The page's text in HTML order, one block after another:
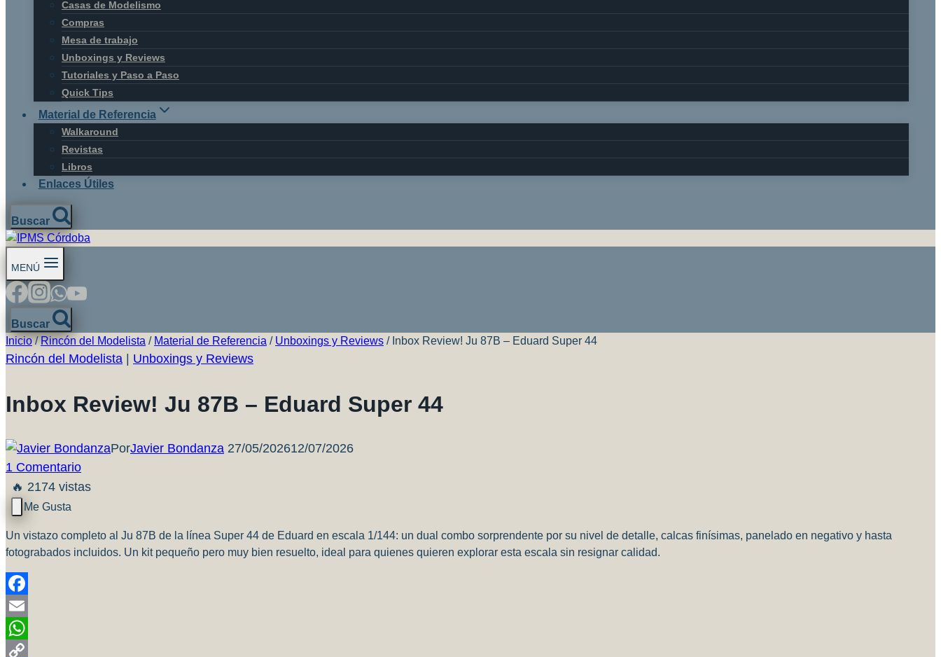
Casas de Modelismo
Compras
Mesa de trabajo
Unboxings y Reviews
Tutoriales y Paso a Paso
Quick Tips
Material de Referencia
Walkaround
Revistas
Libros
Enlaces Útiles
Buscar
MENÚ
Buscar
Inicio / Rincón del Modelista / Material de Referencia / Unboxings y Reviews / Inbox Review! Ju 87B – Eduard Super 44
Rincón del Modelista Unboxings y Reviews
Inbox Review! Ju 87B – Eduard Super 44
PorJavier Bondanza 27/05/202612/07/2026
1 Comentario
🔥 2174 vistas
Un vistazo completo al Ju 87B de la línea Super 44 de Eduard en escala 1/144: un dual combo sorprendente por su nivel de detalle, calcas finísimas, panelado en negativo y hasta
fotograbados incluidos. Un kit pequeño pero muy bien resuelto, ideal para quienes quieren explorar esta escala sin resignar calidad.
Facebook
Email
WhatsApp